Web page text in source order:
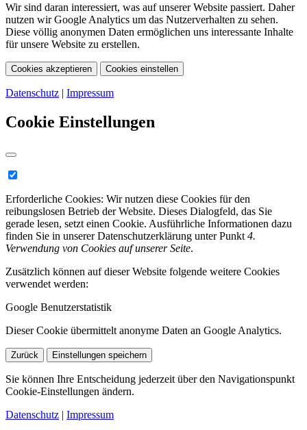
Wir sind daran interessiert, was auf unserer Website passiert. Daher
nutzen wir Google Analytics um das Nutzerverhalten zu sehen.
Diese völlig anonymen Daten ermöglichen uns interessante Inhalte
für unsere Website zu erstellen.
Cookies akzeptieren Cookies einstellen
Datenschutz | Impressum
Cookie Einstellungen
Erforderliche Cookies: Wir nutzen diese Cookies für den
reibungslosen Betrieb der Website. Dieses Dialogfeld, das Sie
gerade lesen, setzt einen Cookie. Ausführliche Informationen dazu
finden Sie in unserer Datenschutzerklärung unter Punkt 4.
Verwendung von Cookies auf unserer Seite.
Zusätzlich können auf dieser Website folgende weitere Cookies
verwendet werden:
Google Benutzerstatistik
Dieser Cookie übermittelt anonyme Daten an Google Analytics.
Zurück Einstellungen speichern
Sie können Ihre Entscheidung jederzeit über den Navigationspunkt
Cookie-Einstellungen ändern.
Datenschutz | Impressum